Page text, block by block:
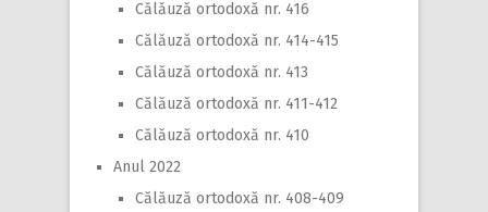
Călăuză ortodoxă nr. 416
Călăuză ortodoxă nr. 414-415
Călăuză ortodoxă nr. 413
Călăuză ortodoxă nr. 411-412
Călăuză ortodoxă nr. 410
Anul 2022
Călăuză ortodoxă nr. 408-409